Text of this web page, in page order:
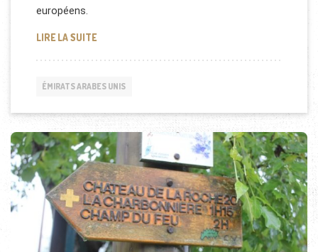
européens.
LIRE LA SUITELES ATTRAITS TOURISTIQUES D’ABU DHABI
ÉMIRATS ARABES UNIS